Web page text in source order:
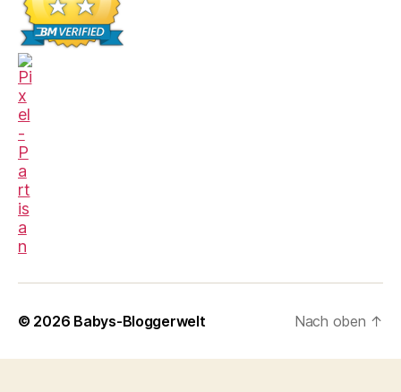
© 2026 Babys-Bloggerwelt Nach oben ↑